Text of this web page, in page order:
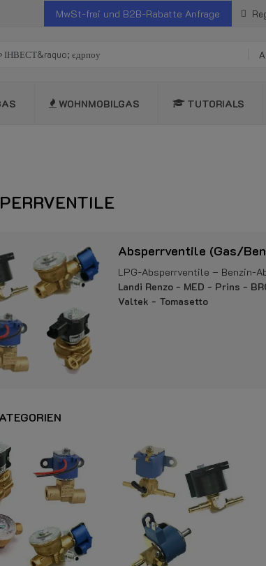
MwSt-frei und B2B-Rabatte Anfrage
WOHNMOBILGAS TUTORIALS
Absperrventile (Gas/
LPG-Absperrventile – Benzin-
Landi Renzo - MED - Prins -
Valtek - Tomasetto